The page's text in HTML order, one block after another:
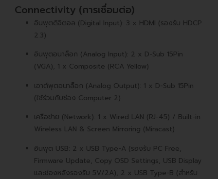
Connectivity (การเชื่อมต่อ)
อินพุตดิจิตอล (Digital Input): 3 x HDMI (รองรับ HDCP
2.3)
อินพุตอนาล็อก (Analog Input): 2 x D-Sub 15Pin
(VGA), 1 x Composite (RCA Yellow)
เอาต์พุตอนาล็อก (Analog Output): 1 x D-Sub 15Pin
(ใช้ร่วมกับช่อง Computer 2)
เครือข่าย (Network): 1 x Wired LAN (RJ-45) / Built-in
Wireless LAN & Screen Mirroring (Miracast)
อินพุต USB: 2 x USB Type-A (รองรับ PC Free,
Firmware Update, Copy OSD Settings, USB Display
และช่องหลังรองรับ 5V/2A), 2 x USB Type-B (สำหรับ